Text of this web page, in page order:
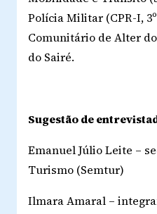
Polícia Militar (CPR-I,
Comunitário de Alter
do Sairé.
Sugestão de
Emanuel Júlio Leite –
Turismo (Semtur)
Ilmara Amaral –